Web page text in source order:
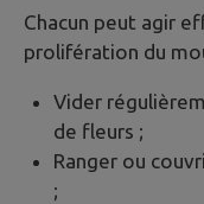
Chacun peut agir
prolifération du
Vider
de fleurs ;
Ranger ou
;